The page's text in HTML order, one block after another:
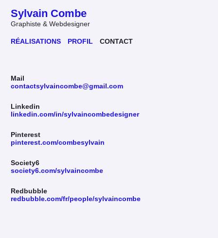
Sylvain Combe
Graphiste & Webdesigner
RÉALISATIONS PROFIL CONTACT
Mail
contactsylvaincombe@gmail.com
Linkedin
linkedin.com/in/sylvaincombedesigner
Pinterest
pinterest.com/combesylvain
Society6
society6.com/sylvaincombe
Redbubble
redbubble.com/fr/people/sylvaincombe